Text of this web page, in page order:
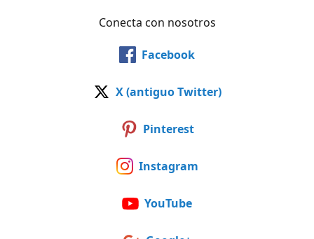
Conecta con nosotros
Facebook
X (antiguo Twitter)
Pinterest
Instagram
YouTube